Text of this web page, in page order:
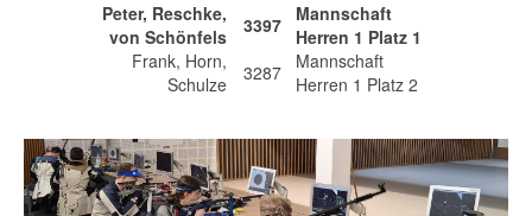
Peter, Reschke,
von Schönfels
3397
Mannschaft
Herren 1 Platz 1
Frank, Horn,
Schulze
3287
Mannschaft
Herren 1 Platz 2